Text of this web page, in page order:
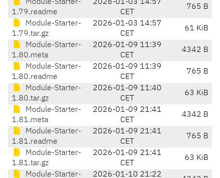
Module-Starter-
1.79.readme
2026-01-03 14:57
CET
765 B
Module-Starter-
1.79.tar.gz
2026-01-03 14:57
CET
61 KiB
Module-Starter-
1.80.meta
2026-01-09 11:39
CET
4342 B
Module-Starter-
1.80.readme
2026-01-09 11:39
CET
765 B
Module-Starter-
1.80.tar.gz
2026-01-09 11:40
CET
63 KiB
Module-Starter-
1.81.meta
2026-01-09 21:41
CET
4342 B
Module-Starter-
1.81.readme
2026-01-09 21:41
CET
765 B
Module-Starter-
1.81.tar.gz
2026-01-09 21:41
CET
63 KiB
Module-Starter- 2026-01-10 21:22